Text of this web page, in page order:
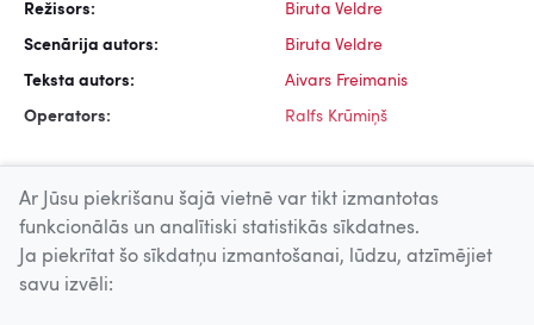
Režisors: Biruta Veldre
Scenārija autors: Biruta Veldre
Teksta autors: Aivars Freimanis
Operators: Ralfs Krūmiņš
Uz augšu
Ar Jūsu piekrišanu šajā vietnē var tikt izmantotas
funkcionālās un analītiski statistikās sīkdatnes.
Ja piekrītat šo sīkdatņu izmantošanai, lūdzu, atzīmējiet
savu izvēli: